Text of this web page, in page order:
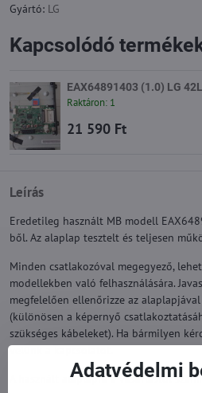
Gyártó: LG
Leírás
Eredetileg használt MB modell
ből. Az alaplap tesztelt és teljesen
Minden csatlakozóval megegyező,
modellekben való felhasználására.
megfelelően ellenőrizze az
(különösen a képernyő
szükséges kábeleket). Ha bármilyen
velünk a kapcsolatot.
A használt alaplapra a vásárlástól
Kapcsolódó
EAX64891403 (1.0) LG
Raktáron: 1
21 590 Ft
Adatvédelmi